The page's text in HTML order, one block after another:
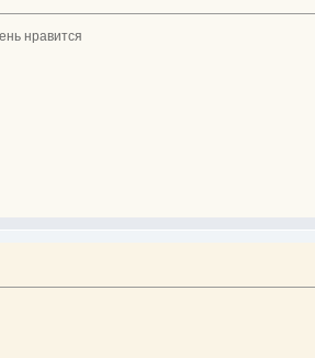
нравится